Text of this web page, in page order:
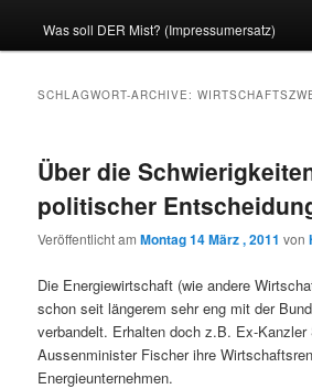
Inhalt
sekundären
Was soll DER Mist? (Impressumersatz)
SCHLAGWORT-ARCHIVE:
Über die
politischer
Veröffentlicht amMontag 14 März , 2011 von
Die Energiewirtschaft (wie andere
schon seit längerem sehr eng mit der
verbandelt. Erhalten doch z.B. Ex-
Aussenminister Fischer ihre
Energieunternehmen.